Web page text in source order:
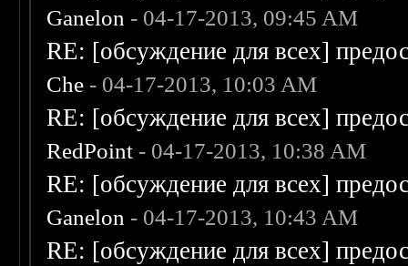
Ganelon - 04-17-2013, 09:45 AM
RE: [обсуждение для всех]
Che - 04-17-2013, 10:03 AM
RE: [обсуждение для всех]
RedPoint - 04-17-2013, 10:38 AM
RE: [обсуждение для всех]
Ganelon - 04-17-2013, 10:43 AM
RE: [обсуждение для всех]